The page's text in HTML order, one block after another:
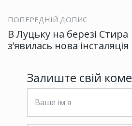
ПОПЕРЕДНІЙ ДОПИС
В Луцьку на березі Стира
з’явилась нова інсталяція
Залиште свій